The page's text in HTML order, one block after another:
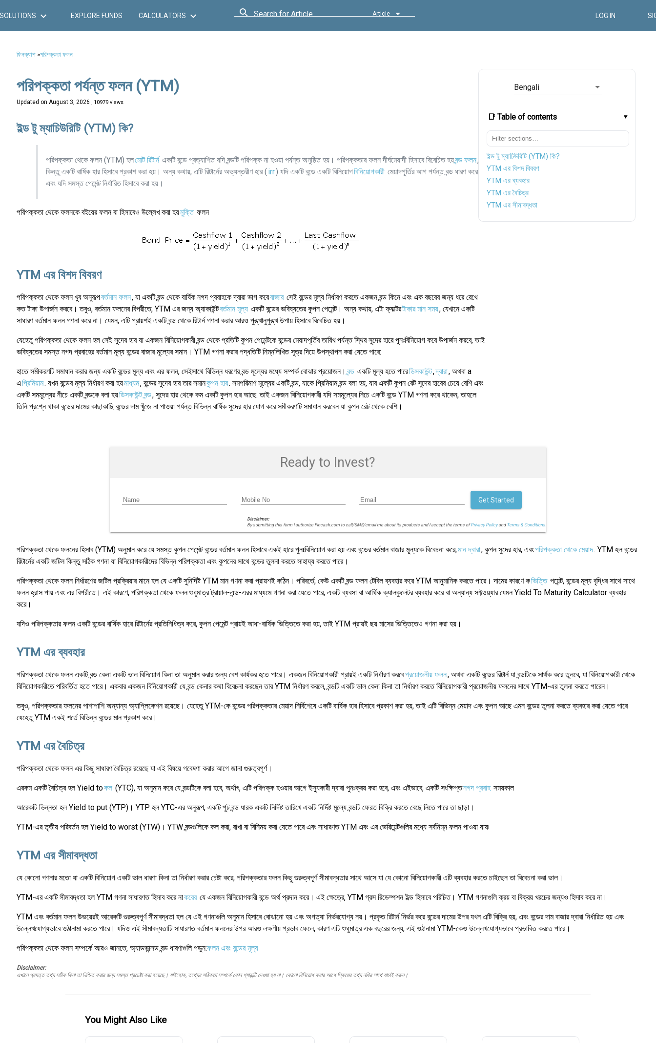
SOLUTIONS EXPLORE FUNDS CALCULATORS Search for Article Article LOG IN
ফিনক্যাশ»পরিপক্কতা ফলন
Bengali
📑 Table of contents
ইল্ড টু ম্যাচিউরিটি (YTM) কি?
YTM এর বিশদ বিবরণ
YTM এর ব্যবহার
YTM এর বৈচিত্র
YTM এর সীমাবদ্ধতা
পরিপক্কতা পর্যন্ত ফলন (YTM)
Updated on August 3, 2026 , 10979 views
ইল্ড টু ম্যাচিউরিটি (YTM) কি?
পরিপক্কতা থেকে ফলন (YTM) হলমোট রিটার্ন একটি বন্ডে প্রত্যাশিত যদি বন্ডটি পরিপক্ক না হওয়া পর্যন্ত অনুষ্ঠিত হয়। পরিপক্কতার ফলন দীর্ঘমেয়াদী হিসাবে বিবেচিত হয়বন্ড ফলন,
কিন্তু একটি বার্ষিক হার হিসাবে প্রকাশ করা হয়। অন্য কথায়, এটি রিটার্নের অভ্যন্তরীণ হার (irr) যদি একটি বন্ডে একটি বিনিয়োগবিনিয়োগকারী মেয়াদপূর্তির আগ পর্যন্ত বন্ড ধারণ করে
এবং যদি সমস্ত পেমেন্ট নির্ধারিত হিসাবে করা হয়।
পরিপক্কতা থেকে ফলনকে বইয়ের ফলন বা হিসাবেও উল্লেখ করা হয়মুক্তি ফলন
YTM এর বিশদ বিবরণ
পরিপক্কতা থেকে ফলন খুব অনুরূপবর্তমান ফলন, যা একটি বন্ড থেকে বার্ষিক নগদ প্রবাহকে দ্বারা ভাগ করেবাজার সেই বন্ডের মূল্য নির্ধারণ করতে একজন বন্ড কিনে এবং এক বছরের জন্য ধরে রেখে
কত টাকা উপার্জন করবে। তবুও, বর্তমান ফলনের বিপরীতে, YTM এর জন্য অ্যাকাউন্টবর্তমান মূল্য একটি বন্ডের ভবিষ্যতের কুপন পেমেন্ট। অন্য কথায়, এটা ফ্যাক্টরটাকার মান সময়, যেখানে একটি
সাধারণ বর্তমান ফলন গণনা করে না। যেমন, এটি প্রায়শই একটি বন্ড থেকে রিটার্ন গণনা করার আরও পুঙ্খানুপুঙ্খ উপায় হিসাবে বিবেচিত হয়।
যেহেতু পরিপক্কতা থেকে ফলন হল সেই সুদের হার যা একজন বিনিয়োগকারী বন্ড থেকে প্রতিটি কুপন পেমেন্টকে বন্ডের মেয়াদপূর্তির তারিখ পর্যন্ত স্থির সুদের হারে পুনঃবিনিয়োগ করে উপার্জন করবে, তাই
ভবিষ্যতের সমস্ত নগদ প্রবাহের বর্তমান মূল্য বন্ডের বাজার মূল্যের সমান। YTM গণনা করার পদ্ধতিটি নিম্নলিখিত সূত্র দিয়ে উপস্থাপন করা যেতে পারে:
হাতে সমীকরণটি সমাধান করার জন্য একটি বন্ডের মূল্য এবং এর ফলন, সেইসাথে বিভিন্ন ধরণের বন্ড মূল্যের মধ্যে সম্পর্ক বোঝার প্রয়োজন। বন্ড একটি মূল্য হতে পারেডিসকাউন্ট,দ্বারা, অথবা a
এপ্রিমিয়াম. যখন বন্ডের মূল্য নির্ধারণ করা হয়মাধ্যম, বন্ডের সুদের হার তার সমানকুপন হার. সমপরিমাণ মূল্যের একটি বন্ড, যাকে প্রিমিয়াম বন্ড বলা হয়, যার একটি কুপন রেট সুদের হারের চেয়ে বেশি এবং
একটি সমমূল্যের নীচে একটি বন্ডকে বলা হয়ডিসকাউন্ট বন্ড, সুদের হার থেকে কম একটি কুপন হার আছে. তাই একজন বিনিয়োগকারী যদি সমমূল্যের নিচে একটি বন্ডে YTM গণনা করে থাকেন, তাহলে
তিনি প্রশ্নে থাকা বন্ডের দামের কাছাকাছি বন্ডের দাম খুঁজে না পাওয়া পর্যন্ত বিভিন্ন বার্ষিক সুদের হার যোগ করে সমীকরণটি সমাধান করবেন যা কুপন রেট থেকে বেশি।
Ready to Invest?
Disclaimer:
By submitting this form I authorize Fincash.com to call/SMS/email me about its products and I accept the terms ofPrivacy Policyand Terms & Conditions.
Get Started
পরিপক্কতা থেকে ফলনের হিসাব (YTM) অনুমান করে যে সমস্ত কুপন পেমেন্ট বন্ডের বর্তমান ফলন হিসাবে একই হারে পুনঃবিনিয়োগ করা হয় এবং বন্ডের বর্তমান বাজার মূল্যকে বিবেচনা করে,মান দ্বারা, কুপন সুদের হার, এবংপরিপক্কতা থেকে মেয়াদ. YTM হল বন্ডের
রিটার্নের একটি জটিল কিন্তু সঠিক গণনা যা বিনিয়োগকারীদের বিভিন্ন পরিপক্কতা এবং কুপনের সাথে বন্ডের তুলনা করতে সাহায্য করতে পারে।
পরিপক্কতা থেকে ফলন নির্ধারণের জটিল প্রক্রিয়ার মানে হল যে একটি সুনির্দিষ্ট YTM মান গণনা করা প্রায়শই কঠিন। পরিবর্তে, কেউ একটি বন্ড ফলন টেবিল ব্যবহার করে YTM আনুমানিক করতে পারে। দামের কারণে কভিত্তি পয়েন্ট, বন্ডের মূল্য বৃদ্ধির সাথে সাথে
ফলন হ্রাস পায় এবং এর বিপরীতে। এই কারণে, পরিপক্কতা থেকে ফলন শুধুমাত্র ট্রায়াল-এন্ড-এরর মাধ্যমে গণনা করা যেতে পারে, একটি ব্যবসা বা আর্থিক ক্যালকুলেটর ব্যবহার করে বা অন্যান্য সফ্টওয়্যার যেমন Yield To Maturity Calculator ব্যবহার
করে।
যদিও পরিপক্কতার ফলন একটি বন্ডের বার্ষিক হারে রিটার্নের প্রতিনিধিত্ব করে, কুপন পেমেন্ট প্রায়ই আধা-বার্ষিক ভিত্তিতে করা হয়, তাই YTM প্রায়ই ছয় মাসের ভিত্তিতেও গণনা করা হয়।
YTM এর ব্যবহার
পরিপক্কতা থেকে ফলন একটি বন্ড কেনা একটি ভাল বিনিয়োগ কিনা তা অনুমান করার জন্য বেশ কার্যকর হতে পারে। একজন বিনিয়োগকারী প্রায়ই একটি নির্ধারণ করবেপ্রয়োজনীয় ফলন, অথবা একটি বন্ডের রিটার্ন যা বন্ডটিকে সার্থক করে তুলবে, যা বিনিয়োগকারী থেকে
বিনিয়োগকারীতে পরিবর্তিত হতে পারে। একবার একজন বিনিয়োগকারী যে বন্ড কেনার কথা বিবেচনা করছেন তার YTM নির্ধারণ করলে, বন্ডটি একটি ভাল কেনা কিনা তা নির্ধারণ করতে বিনিয়োগকারী প্রয়োজনীয় ফলনের সাথে YTM-এর তুলনা করতে পারেন।
তবুও, পরিপক্কতার ফলনের পাশাপাশি অন্যান্য অ্যাপ্লিকেশন রয়েছে। যেহেতু YTM-কে বন্ডের পরিপক্কতার মেয়াদ নির্বিশেষে একটি বার্ষিক হার হিসাবে প্রকাশ করা হয়, তাই এটি বিভিন্ন মেয়াদ এবং কুপন আছে এমন বন্ডের তুলনা করতে ব্যবহার করা যেতে পারে
যেহেতু YTM একই শর্তে বিভিন্ন বন্ডের মান প্রকাশ করে।
YTM এর বৈচিত্র
পরিপক্কতা থেকে ফলন এর কিছু সাধারণ বৈচিত্র রয়েছে যা এই বিষয়ে গবেষণা করার আগে জানা গুরুত্বপূর্ণ।
এরকম একটি বৈচিত্র হল Yield toকল (YTC), যা অনুমান করে যে বন্ডটিকে বলা হবে, অর্থাৎ, এটি পরিপক্ক হওয়ার আগে ইস্যুকারী দ্বারা পুনঃক্রয় করা হবে, এবং এইভাবে, একটি সংক্ষিপ্তনগদ প্রবাহ সময়কাল
আরেকটি ভিন্নতা হল Yield to put (YTP)। YTP হল YTC-এর অনুরূপ, একটি পুট বন্ড ধারক একটি নির্দিষ্ট তারিখে একটি নির্দিষ্ট মূল্যে বন্ডটি ফেরত বিক্রি করতে বেছে নিতে পারে তা ছাড়া।
YTM-এর তৃতীয় পরিবর্তন হল Yield to worst (YTW)। YTW বন্ডগুলিকে কল করা, রাখা বা বিনিময় করা যেতে পারে এবং সাধারণত YTM এবং এর ভেরিয়েন্টগুলির মধ্যে সর্বনিম্ন ফলন পাওয়া যায়৷
YTM এর সীমাবদ্ধতা
যে কোনো গণনার মতো যা একটি বিনিয়োগ একটি ভাল ধারণা কিনা তা নির্ধারণ করার চেষ্টা করে, পরিপক্কতার ফলন কিছু গুরুত্বপূর্ণ সীমাবদ্ধতার সাথে আসে যা যে কোনো বিনিয়োগকারী এটি ব্যবহার করতে চাইছেন তা বিবেচনা করা ভাল।
YTM-এর একটি সীমাবদ্ধতা হল YTM গণনা সাধারণত হিসাব করে নাকরের যে একজন বিনিয়োগকারী বন্ডে অর্থ প্রদান করে। এই ক্ষেত্রে, YTM গ্রস রিডেম্পশন ইল্ড হিসাবে পরিচিত। YTM গণনাগুলি ক্রয় বা বিক্রয় খরচের জন্যও হিসাব করে না।
YTM এবং বর্তমান ফলন উভয়েরই আরেকটি গুরুত্বপূর্ণ সীমাবদ্ধতা হল যে এই গণনাগুলি অনুমান হিসাবে বোঝানো হয় এবং অগত্যা নির্ভরযোগ্য নয়। প্রকৃত রিটার্ন নির্ভর করে বন্ডের দামের উপর যখন এটি বিক্রি হয়, এবং বন্ডের দাম বাজার দ্বারা নির্ধারিত হয় এবং
উল্লেখযোগ্যভাবে ওঠানামা করতে পারে। যদিও এই সীমাবদ্ধতাটি সাধারণত বর্তমান ফলনের উপর আরও লক্ষণীয় প্রভাব ফেলে, কারণ এটি শুধুমাত্র এক বছরের জন্য, এই ওঠানামা YTM-কেও উল্লেখযোগ্যভাবে প্রভাবিত করতে পারে।
পরিপক্কতা থেকে ফলন সম্পর্কে আরও জানতে, অ্যাডভান্সড বন্ড ধারণাগুলি পড়ুন:ফলন এবং বন্ডের মূল্য
Disclaimer:
এখানে প্রদত্ত তথ্য সঠিক কিনা তা নিশ্চিত করার জন্য সমস্ত প্রচেষ্টা করা হয়েছে। যাইহোক, তথ্যের সঠিকতা সম্পর্কে কোন গ্যারান্টি দেওয়া হয় না। কোনো বিনিয়োগ করার আগে স্কিমের তথ্য নথির সাথে যাচাই করুন।
You Might Also Like